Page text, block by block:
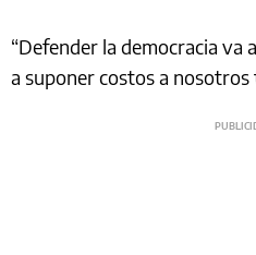
“Defender la democracia va
a suponer costos a nosotros